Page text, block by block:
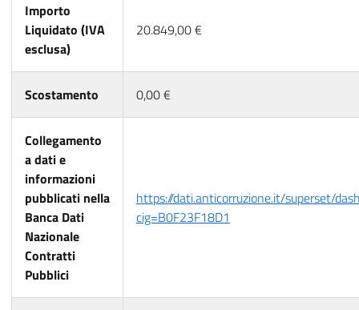
Importo
Liquidato (IVA
esclusa)
20.849,00 €
Scostamento 0,00 €
Collegamento
a dati e
informazioni
pubblicati nella
Banca Dati
Nazionale
Contratti
Pubblici
https://dati.anticorruzione.it/superset/
cig=B0F23F18D1